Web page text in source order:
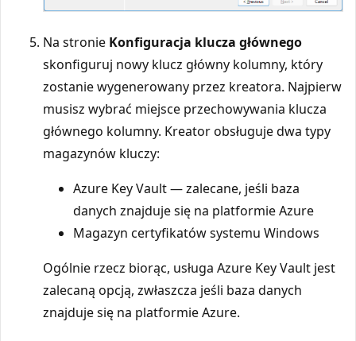
Na stronie Konfiguracja klucza głównego
skonfiguruj nowy klucz główny kolumny, który
zostanie wygenerowany przez kreatora. Najpierw
musisz wybrać miejsce przechowywania klucza
głównego kolumny. Kreator obsługuje dwa typy
magazynów kluczy:
Azure Key Vault — zalecane, jeśli baza
danych znajduje się na platformie Azure
Magazyn certyfikatów systemu Windows
Ogólnie rzecz biorąc, usługa Azure Key Vault jest
zalecaną opcją, zwłaszcza jeśli baza danych
znajduje się na platformie Azure.